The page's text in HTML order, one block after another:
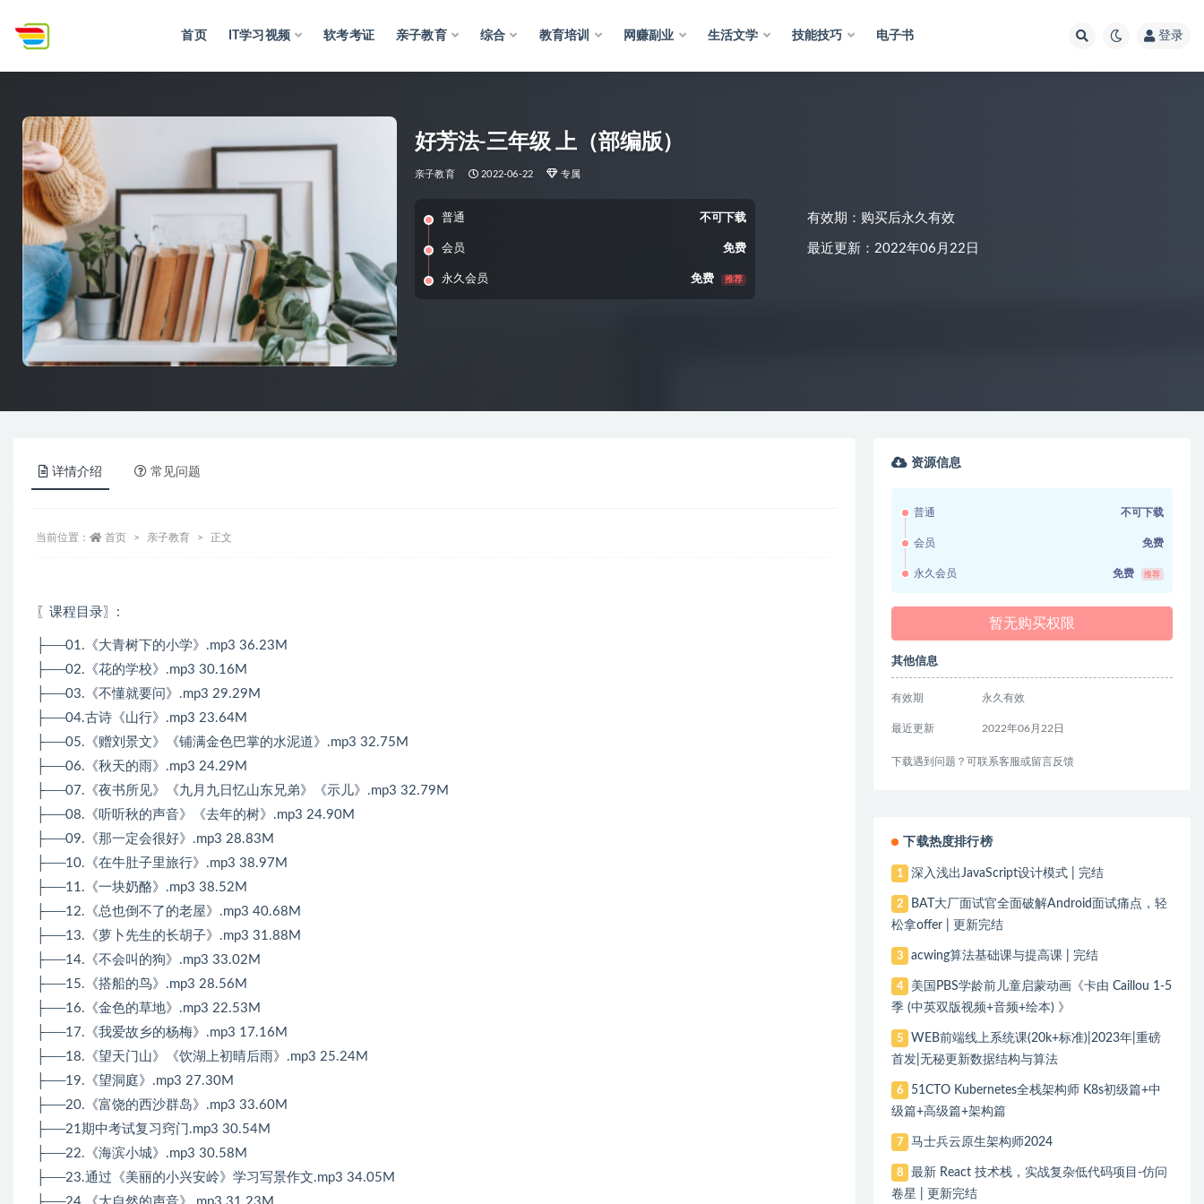
首页 IT学习视频 软考考证 亲子教育 综合 教育培训 网赚副业 生活文学 技能技巧 电子书 登录
好芳法-三年级 上（部编版）
亲子教育 2022-06-22 专属
普通 不可下载
会员 免费
永久会员 免费 推荐
有效期：购买后永久有效
最近更新：2022年06月22日
详情介绍 常见问题
当前位置： 首页 亲子教育 正文
〖课程目录〗 :
├──01.《大青树下的小学》.mp3 36.23M
├──02.《花的学校》.mp3 30.16M
├──03.《不懂就要问》.mp3 29.29M
├──04.古诗《山行》.mp3 23.64M
├──05.《赠刘景文》《铺满金色巴掌的水泥道》.mp3 32.75M
├──06.《秋天的雨》.mp3 24.29M
├──07.《夜书所见》《九月九日忆山东兄弟》《示儿》.mp3 32.79M
├──08.《听听秋的声音》《去年的树》.mp3 24.90M
├──09.《那一定会很好》.mp3 28.83M
├──10.《在牛肚子里旅行》.mp3 38.97M
├──11.《一块奶酪》.mp3 38.52M
├──12.《总也倒不了的老屋》.mp3 40.68M
├──13.《萝卜先生的长胡子》.mp3 31.88M
├──14.《不会叫的狗》.mp3 33.02M
├──15.《搭船的鸟》.mp3 28.56M
├──16.《金色的草地》.mp3 22.53M
├──17.《我爱故乡的杨梅》.mp3 17.16M
├──18.《望天门山》《饮湖上初晴后雨》.mp3 25.24M
├──19.《望洞庭》.mp3 27.30M
├──20.《富饶的西沙群岛》.mp3 33.60M
├──21期中考试复习窍门.mp3 30.54M
├──22.《海滨小城》.mp3 30.58M
├──23.通过《美丽的小兴安岭》学习写景作文.mp3 34.05M
资源信息
普通 不可下载
会员 免费
永久会员 免费 推荐
暂无购买权限
其他信息
有效期 永久有效
最近更新 2022年06月22日
下载遇到问题？可联系客服或留言反馈
下载热度排行榜
1 深入浅出JavaScript设计模式 | 完结
2
BAT大厂面试官全面破解Android面试痛点，轻
松拿offer | 更新完结
3 acwing算法基础课与提高课 | 完结
4
美国PBS学龄前儿童启蒙动画《卡由 Caillou 1-5
季 (中英双版视频+音频+绘本) 》
5
WEB前端线上系统课(20k+标准)|2023年|重磅
首发|无秘更新数据结构与算法
6
51CTO Kubernetes全栈架构师 K8s初级篇+中
级篇+高级篇+架构篇
7 马士兵云原生架构师2024
8
最新 React 技术栈，实战复杂低代码项目-仿问
卷星 | 更新完结